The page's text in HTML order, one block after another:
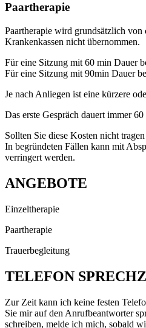
Paartherapie
Paartherapie wird grundsätzlich von
Krankenkassen nicht übernommen.
Für eine Sitzung mit 60 min Dauer
Für eine Sitzung mit 90min Dauer
Je nach Anliegen ist eine kürzere
Das erste Gespräch dauert immer 60
Sollten Sie diese Kosten nicht
In begründeten Fällen kann mit
verringert werden.
ANGEBOTE
Einzeltherapie
Paartherapie
Trauerbegleitung
TELEFON
Zur Zeit kann ich keine festen
Sie mir auf den Anrufbeantworter
schreiben, melde ich mich, sobald